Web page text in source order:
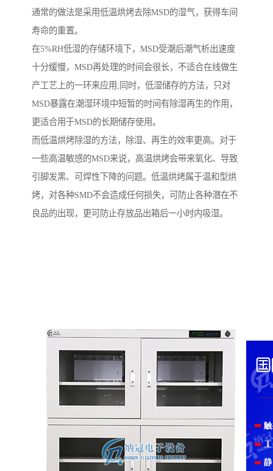
通常的做法是采用低温烘烤去除MSD的湿气，获得车间
寿命的重置。
在5%RH低湿的存储环境下，MSD受潮后潮气析出速度
十分缓慢，MSD再处理的时间会很长，不适合在线做生
产工艺上的一环来应用;同时，低湿储存的方法，只对
MSD暴露在潮湿环境中短暂的时间有除湿再生的作用，
更适合用于MSD的长期储存使用。
而低温烘烤除湿的方法，除湿、再生的效率更高。对于
一些高温敏感的MSD来说，高温烘烤会带来氧化、导致
引脚发黑、可焊性下降的问题。低温烘烤属于温和型烘
烤，对各种SMD不会造成任何损失，可防止各种潜在不
良品的出现，更可防止存放品出箱后一小时内吸湿。